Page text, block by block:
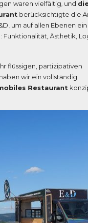
waren vielfältig, und
berücksichtigte die
um auf allen Ebenen
Funktionalität, Ästhetik,
flüssigen, partizipativen
wir ein vollständig
Restaurant